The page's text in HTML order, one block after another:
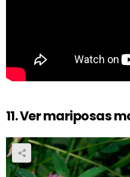
11. Ver mariposas